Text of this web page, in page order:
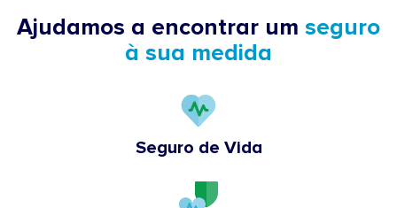
Ajudamos a encontrar um seguro
à sua medida
Seguro de Vida